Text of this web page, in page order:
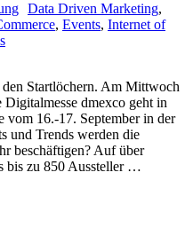
Data Driven Marketing,
, Events, Internet of
den Startlöchern. Am Mittwoch
dmexco geht in
vom 16.-17. September in der
und Trends werden die
beschäftigen? Auf über
bis zu 850 Aussteller …